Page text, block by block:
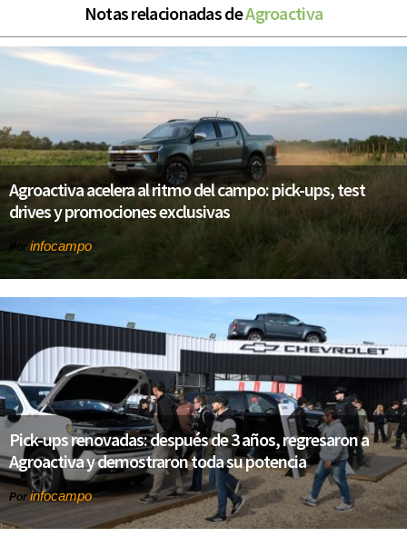
Notas relacionadas deAgroactiva
Agroactiva acelera al ritmo del campo: pick-ups, test
drives y promociones exclusivas
Por infocampo
Pick-ups renovadas: después de 3 años, regresaron a
Agroactiva y demostraron toda su potencia
Por infocampo